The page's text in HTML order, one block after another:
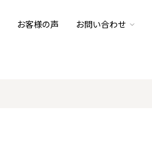
お客様の声 お問い合わせ